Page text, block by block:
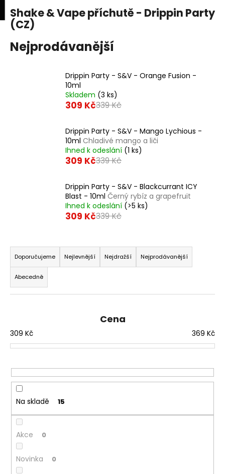
Přejít
na
obsah
Shake & Vape příchutě - Drippin Party
(CZ)
Nejprodávanější
Drippin Party - S&V - Orange Fusion -
10ml
Skladem (3 ks)
309 Kč339 Kč
Drippin Party - S&V - Mango Lychious -
10ml Chladivé mango a liči
Ihned k odeslání (1 ks)
309 Kč339 Kč
Drippin Party - S&V - Blackcurrant ICY
Blast - 10ml Černý rybíz a grapefruit
Ihned k odeslání (>5 ks)
309 Kč339 Kč
Ř
a
z
e
n
r
o
u
k
ů
Doporučujeme Nejlevnější Nejdražší Nejprodávanější
Abecedně
Cena
309 Kč 369 Kč
Na skladě 15
Akce 0
Novinka 0
o Zpět
Zpět
C
j
í
t
?
HLEDAT
D
o
o
u
u